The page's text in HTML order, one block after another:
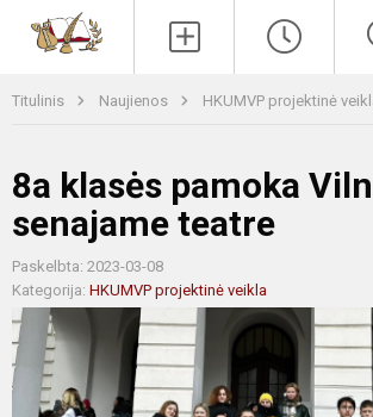
Titulinis Naujienos HKUMVP projektinė
8a klasės pamoka
senajame teatre
Paskelbta: 2023-03-08
Kategorija: HKUMVP projektinė veikla